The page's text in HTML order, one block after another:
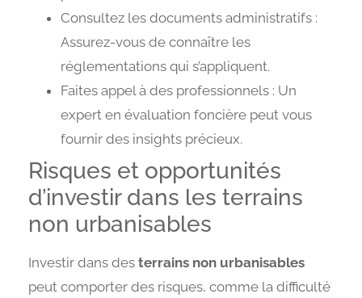
Consultez les documents administratifs :
Assurez-vous de connaître les
réglementations qui s’appliquent.
Faites appel à des professionnels : Un
expert en évaluation foncière peut vous
fournir des insights précieux.
Risques et opportunités
d’investir dans les terrains
non urbanisables
Investir dans des terrains non urbanisables
peut comporter des risques, comme la difficulté